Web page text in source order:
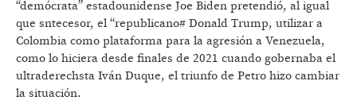
“demócrata” estadounidense Joe Biden pretendió, al igual
que sntecesor, el “republicano# Donald Trump, utilizar a
Colombia como plataforma para la agresión a Venezuela,
como lo hiciera desde finales de 2021 cuando gobernaba el
ultraderechsta Iván Duque, el triunfo de Petro hizo cambiar
la situación.